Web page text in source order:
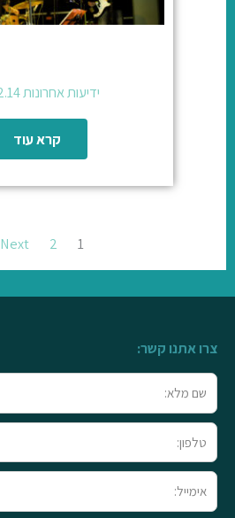
ידיעות אחרונות 16.12.14
קרא עוד
1
2
Next »
צרו אתנו קשר:
מלא
טלפון